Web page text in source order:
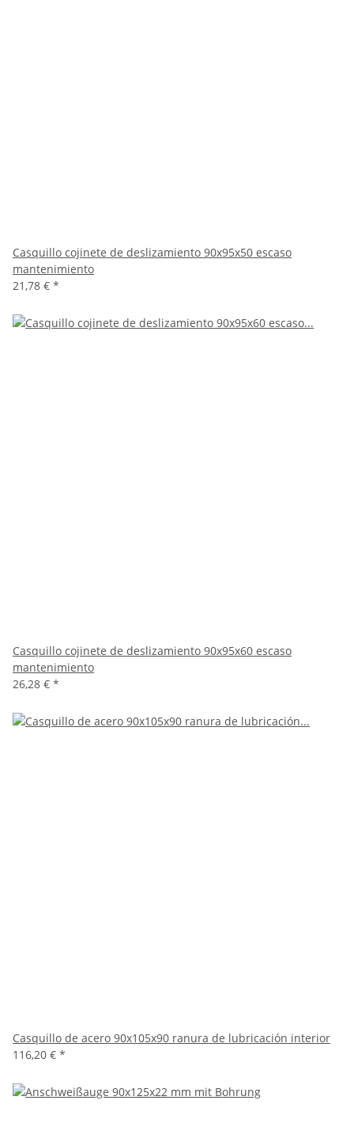
Casquillo cojinete de deslizamiento 90x95x50 escaso
mantenimiento
21,78 € *
Casquillo cojinete de deslizamiento 90x95x60 escaso
mantenimiento
26,28 € *
Casquillo de acero 90x105x90 ranura de lubricación interior
116,20 € *